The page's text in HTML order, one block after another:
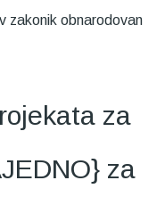
zakonik obnarodovan
za
za